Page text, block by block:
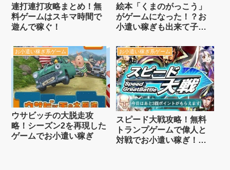
連打連打攻略まとめ！無
料ゲームはスキマ時間で
遊んで稼ぐ！
絵本「くまのがっこう」
がゲームになった！？お
小遣い稼ぎも出来て子供
お小遣い稼ぎ系ゲーム
ウサビッチの大脱走攻
略！シーズン2を再現した
ゲームでお小遣い稼ぎ
お小遣い稼ぎ系ゲーム
スピード大戦攻略！無料
トランプゲームで偉人と
対戦でお小遣い稼ぎ！ま